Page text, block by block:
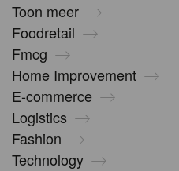
Toon meer
Foodretail
Fmcg
Home Improvement
E-commerce
Logistics
Fashion
Technology